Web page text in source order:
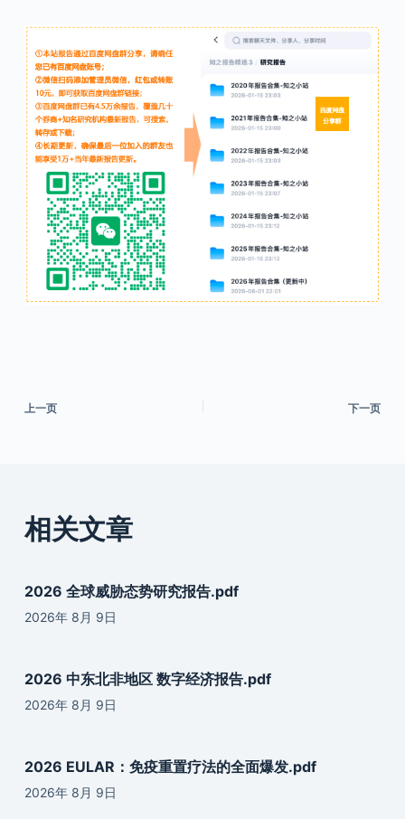
上一页 下一页
相关文章
2026 全球威胁态势研究报告.pdf
2026年 8月 9日
2026 中东北非地区 数字经济报告.pdf
2026年 8月 9日
2026 EULAR：免疫重置疗法的全面爆发.pdf
2026年 8月 9日